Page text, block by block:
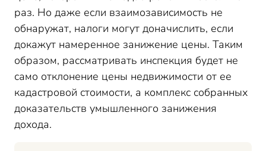
раз. Но даже если взаимозависимость не
обнаружат, налоги могут доначислить, если
докажут намеренное занижение цены. Таким
образом, рассматривать инспекция будет не
само отклонение цены недвижимости от ее
кадастровой стоимости, а комплекс собранных
доказательств умышленного занижения
дохода.